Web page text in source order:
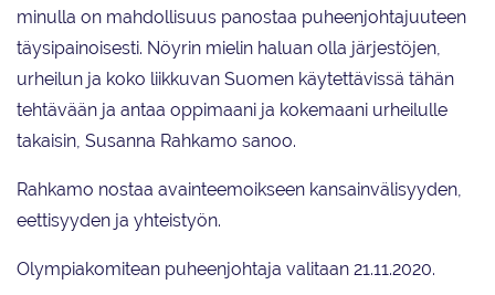
minulla on mahdollisuus panostaa puheenjohtajuuteen
täysipainoisesti. Nöyrin mielin haluan olla järjestöjen,
urheilun ja koko liikkuvan Suomen käytettävissä tähän
tehtävään ja antaa oppimaani ja kokemaani urheilulle
takaisin, Susanna Rahkamo sanoo.
Rahkamo nostaa avainteemoikseen kansainvälisyyden,
eettisyyden ja yhteistyön.
Olympiakomitean puheenjohtaja valitaan 21.11.2020.